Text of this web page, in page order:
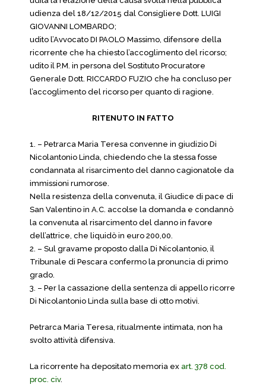
udienza del 18/12/2015 dal Consigliere Dott. LUIGI
GIOVANNI LOMBARDO;
udito l’Avvocato DI PAOLO Massimo, difensore della
ricorrente che ha chiesto l’accoglimento del ricorso;
udito il P.M. in persona del Sostituto Procuratore
Generale Dott. RICCARDO FUZIO che ha concluso per
l’accoglimento del ricorso per quanto di ragione.
RITENUTO IN FATTO
1. – Petrarca Maria Teresa convenne in giudizio Di
Nicolantonio Linda, chiedendo che la stessa fosse
condannata al risarcimento del danno cagionatole da
immissioni rumorose.
Nella resistenza della convenuta, il Giudice di pace di
San Valentino in A.C. accolse la domanda e condannò
la convenuta al risarcimento del danno in favore
dell’attrice, che liquidò in euro 200,00.
2. – Sul gravame proposto dalla Di Nicolantonio, il
Tribunale di Pescara confermo la pronuncia di primo
grado.
3. – Per la cassazione della sentenza di appello ricorre
Di Nicolantonio Linda sulla base di otto motivi.
Petrarca Maria Teresa, ritualmente intimata, non ha
svolto attività difensiva.
La ricorrente ha depositato memoria ex art. 378 cod.
proc. civ.